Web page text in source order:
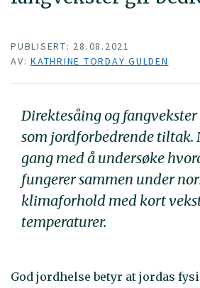
PUBLISERT: 28.08.2021
AV: KATHRINE TORDAY GULDEN
Direktesåing og fangvekster
som jordforbedrende tiltak.
gang med å undersøke
fungerer sammen under
klimaforhold med kort
temperaturer.
God jordhelse betyr at jordas